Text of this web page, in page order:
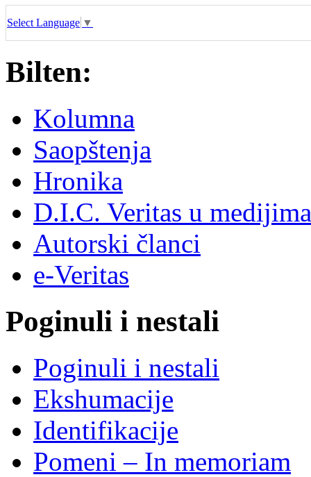
Select Language ▼
Bilten:
Kolumna
Saopštenja
Hronika
D.I.C. Veritas u medijima
Autorski članci
e-Veritas
Poginuli i nestali
Poginuli i nestali
Ekshumacije
Identifikacije
Pomeni – In memoriam